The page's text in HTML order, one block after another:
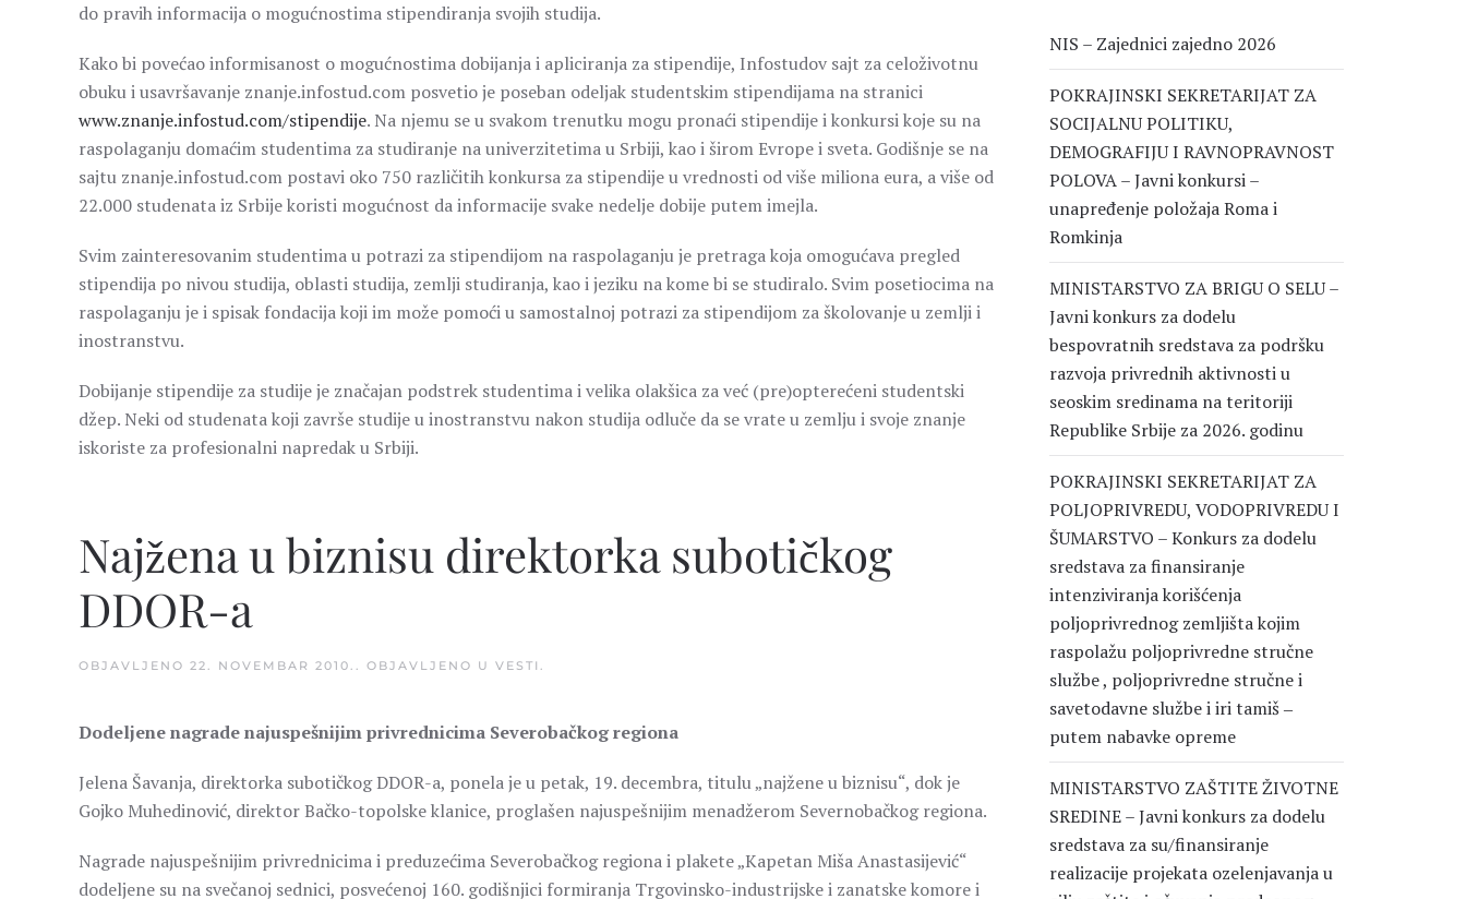
do pravih informacija o mogućnostima stipendiranja svojih studija.
Kako bi povećao informisanost o mogućnostima dobijanja i apliciranja za stipendije, Infostudov sajt za celoživotnu
obuku i usavršavanje znanje.infostud.com posvetio je poseban odeljak studentskim stipendijama na stranici
www.znanje.infostud.com/stipendije. Na njemu se u svakom trenutku mogu pronaći stipendije i konkursi koje su na
raspolaganju domaćim studentima za studiranje na univerzitetima u Srbiji, kao i širom Evrope i sveta. Godišnje se na
sajtu znanje.infostud.com postavi oko 750 različitih konkursa za stipendije u vrednosti od više miliona eura, a više od
22.000 studenata iz Srbije koristi mogućnost da informacije svake nedelje dobije putem imejla.
Svim zainteresovanim studentima u potrazi za stipendijom na raspolaganju je pretraga koja omogućava pregled
stipendija po nivou studija, oblasti studija, zemlji studiranja, kao i jeziku na kome bi se studiralo. Svim posetiocima na
raspolaganju je i spisak fondacija koji im može pomoći u samostalnoj potrazi za stipendijom za školovanje u zemlji i
inostranstvu.
Dobijanje stipendije za studije je značajan podstrek studentima i velika olakšica za već (pre)opterećeni studentski
džep. Neki od studenata koji završe studije u inostranstvu nakon studija odluče da se vrate u zemlju i svoje znanje
iskoriste za profesionalni napredak u Srbiji.
Najžena u biznisu direktorka subotičkog
DDOR-a
OBJAVLJENO 22. NOVEMBAR 2010. . OBJAVLJENO U VESTI .
Dodeljene nagrade najuspešnijim privrednicima Severobačkog regiona
Jelena Šavanja, direktorka subotičkog DDOR-a, ponela je u petak, 19. decembra, titulu „najžene u biznisu“, dok je
Gojko Muhedinović, direktor Bačko-topolske klanice, proglašen najuspešnijim menadžerom Severnobačkog regiona.
Nagrade najuspešnijim privrednicima i preduzećima Severobačkog regiona i plakete „Kapetan Miša Anastasijević“
dodeljene su na svečanoj sednici, posvećenoj 160. godišnjici formiranja Trgovinsko-industrijske i zanatske komore i
NIS – Zajednici zajedno 2026
POKRAJINSKI SEKRETARIJAT ZA
SOCIJALNU POLITIKU,
DEMOGRAFIJU I RAVNOPRAVNOST
POLOVA – Javni konkursi –
unapređenje položaja Roma i
Romkinja
MINISTARSTVO ZA BRIGU O SELU –
Javni konkurs za dodelu
bespovratnih sredstava za podršku
razvoja privrednih aktivnosti u
seoskim sredinama na teritoriji
Republike Srbije za 2026. godinu
POKRAJINSKI SEKRETARIJAT ZA
POLJOPRIVREDU, VODOPRIVREDU I
ŠUMARSTVO – Konkurs za dodelu
sredstava za finansiranje
intenziviranja korišćenja
poljoprivrednog zemljišta kojim
raspolažu poljoprivredne stručne
službe , poljoprivredne stručne i
savetodavne službe i iri tamiš ‒
putem nabavke opreme
MINISTARSTVO ZAŠTITE ŽIVOTNE
SREDINE – Javni konkurs za dodelu
sredstava za su/finansiranje
realizacije projekata ozelenjavanja u